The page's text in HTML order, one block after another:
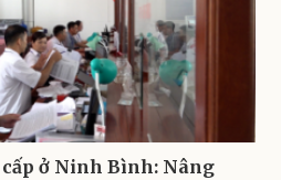
ở Ninh Bình: Nâng